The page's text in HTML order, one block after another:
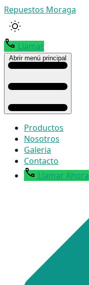
Repuestos Moraga
Llamar
Abrir menú principal
Productos
Nosotros
Galeria
Contacto
Llamar Ahora